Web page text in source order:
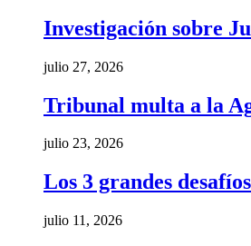
Investigación sobre
julio 27, 2026
Tribunal multa a la
julio 23, 2026
Los 3 grandes
julio 11, 2026